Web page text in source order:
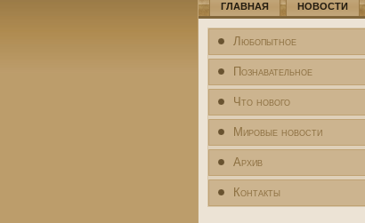
ГЛАВНАЯ НОВОСТИ
Любопытное
Познавательное
Что нового
Мировые новости
Архив
Контакты